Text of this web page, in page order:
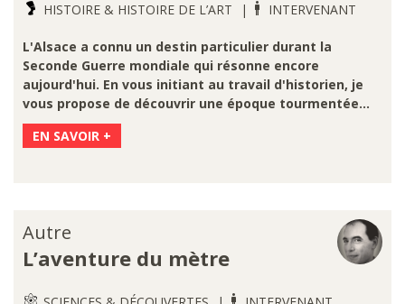
HISTOIRE & HISTOIRE DE L’ART INTERVENANT
L'Alsace a connu un destin particulier durant la
Seconde Guerre mondiale qui résonne encore
aujourd'hui. En vous initiant au travail d'historien, je
vous propose de découvrir une époque tourmentée...
EN SAVOIR +
Autre
L’aventure du mètre